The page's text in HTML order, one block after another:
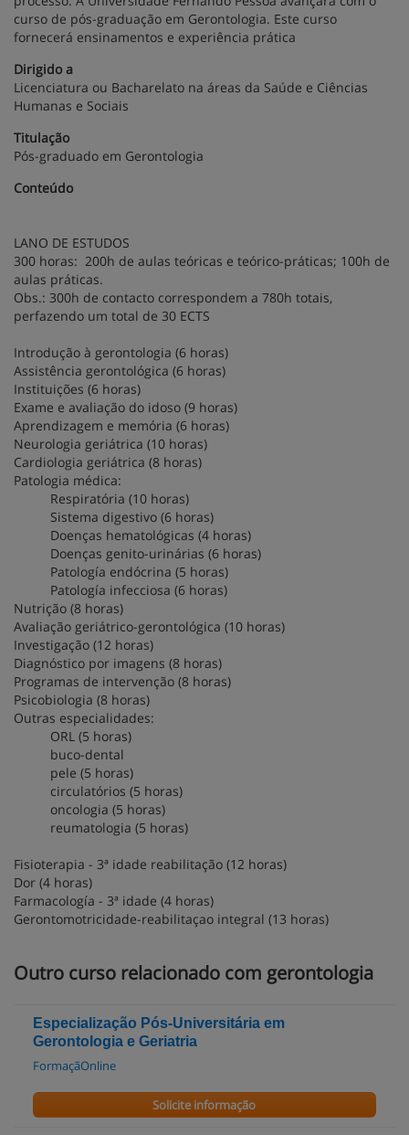
curso de pós-graduação em Gerontologia. Este curso
fornecerá ensinamentos e experiência prática
Dirigido a
Licenciatura ou Bacharelato na áreas da Saúde e Ciências
Humanas e Sociais
Titulação
Pós-graduado em Gerontologia
Conteúdo
LANO DE ESTUDOS
300 horas: 200h de aulas teóricas e teórico-práticas; 100h de
aulas práticas.
Obs.: 300h de contacto correspondem a 780h totais,
perfazendo um total de 30 ECTS
Introdução à gerontologia (6 horas)
Assistência gerontológica (6 horas)
Instituições (6 horas)
Exame e avaliação do idoso (9 horas)
Aprendizagem e memória (6 horas)
Neurologia geriátrica (10 horas)
Cardiologia geriátrica (8 horas)
Patologia médica:
Respiratória (10 horas)
Sistema digestivo (6 horas)
Doenças hematológicas (4 horas)
Doenças genito-urinárias (6 horas)
Patología endócrina (5 horas)
Patología infecciosa (6 horas)
Nutrição (8 horas)
Avaliação geriátrico-gerontológica (10 horas)
Investigação (12 horas)
Diagnóstico por imagens (8 horas)
Programas de intervenção (8 horas)
Psicobiologia (8 horas)
Outras especialidades:
ORL (5 horas)
buco-dental
pele (5 horas)
circulatórios (5 horas)
oncologia (5 horas)
reumatologia (5 horas)
Fisioterapia - 3ª idade reabilitação (12 horas)
Dor (4 horas)
Farmacología - 3ª idade (4 horas)
Gerontomotricidade-reabilitaçao integral (13 horas)
Outro curso relacionado com gerontologia
Especialização Pós-Universitária em
Gerontologia e Geriatria
FormaçãOnline
Solicite informação